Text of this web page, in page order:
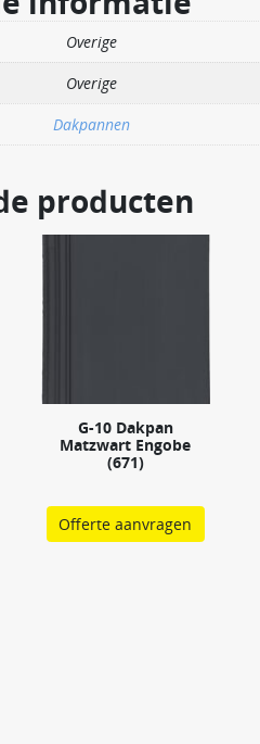
Overige
Overige
Dakpannen
producten
G-10 Dakpan
Matzwart Engobe
(671)
Offerte aanvragen